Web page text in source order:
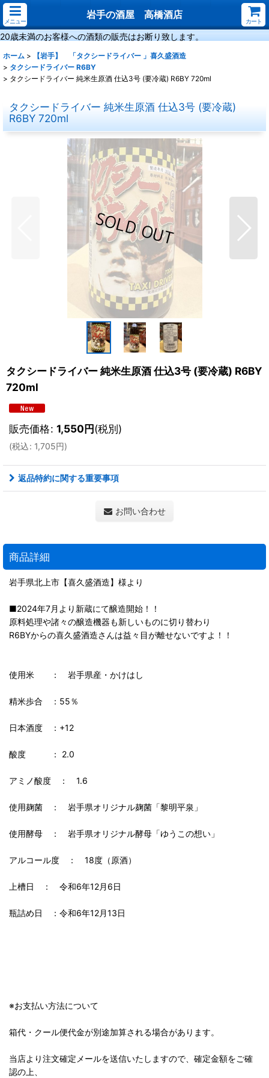
メニュー
岩手の酒屋 高橋酒店
カート
20歳未満のお客様への酒類の販売はお断り致します。
ホーム >
【岩手】 「タクシードライバー 」喜久盛酒造
> タクシードライバー R6BY
> タクシードライバー 純米生原酒 仕込3号 (要冷蔵) R6BY 720ml
タクシードライバー 純米生原酒 仕込3号 (要冷蔵)
R6BY 720ml
タクシードライバー 純米生原酒 仕込3号 (要冷蔵) R6BY
720ml
販売価格: 1,550円(税別)
(税込: 1,705円)
返品特約に関する重要事項
お問い合わせ
商品詳細
岩手県北上市【喜久盛酒造】様より
■2024年7月より新蔵にて醸造開始！！
原料処理や諸々の醸造機器も新しいものに切り替わり
R6BYからの喜久盛酒造さんは益々目が離せないですよ！！
使用米 ： 岩手県産・かけはし
精米歩合 ：55％
日本酒度 ：+12
酸度 ： 2.0
アミノ酸度 ： 1.6
使用麹菌 ： 岩手県オリジナル麹菌「黎明平泉」
使用酵母 ： 岩手県オリジナル酵母「ゆうこの想い」
アルコール度 ： 18度（原酒）
上槽日 ： 令和6年12月6日
瓶詰め日 ：令和6年12月13日
※お支払い方法について
箱代・クール便代金が別途加算される場合があります。
当店より注文確定メールを送信いたしますので、確定金額をご確
認の上、